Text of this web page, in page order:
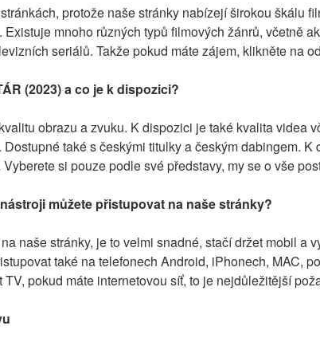
protože naše stránky nabízejí širokou škálu
mnoho různých typů filmových žánrů, včetně
seriálů. Takže pokud máte zájem, klikněte na
(2023) a co je k dispozici?
obrazu a zvuku. K dispozici je také kvalita videa
také s českými titulky a českým dabingem.
si pouze podle své představy, my se o vše
můžete přistupovat na naše stránky?
naše stránky, je to velmi snadné, stačí držet mobil a
také na telefonech Android, iPhonech, MAC,
TV, pokud máte internetovou síť, to je nejdůležitější